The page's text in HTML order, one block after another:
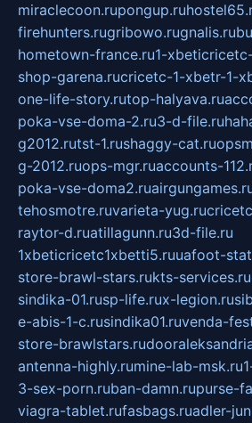
miraclecoon.rupongup.ru
firehunters.rugribowo.rugnalis.ru
hometown-france.ru1-
shop-garena.rucricetc-1-xbetr-1-
one-life-story.rutop-halyava.ru
poka-vse-doma-2.ru3-d-file.ru
g2012.rutst-1.rushaggy-cat.ru
g-2012.ruops-mgr.ruaccounts-
poka-vse-doma2.ru
tehosmotre.ruvarieta-yug.ru
raytor-d.ruatillagunn.ru3d-file.ru
1xbeticricetc1xbetti5.ruuafoot-
store-brawl-stars.rukts-services.ru
sindika-01.rusp-life.rux-legion.ru
e-abis-1-c.rusindika01.ruvenda-
store-brawlstars.ru
antenna-highly.rumine-lab-msk.ru
3-sex-porn.ruban-damn.rupurse-
viagra-tablet.rufasbags.ruadler-